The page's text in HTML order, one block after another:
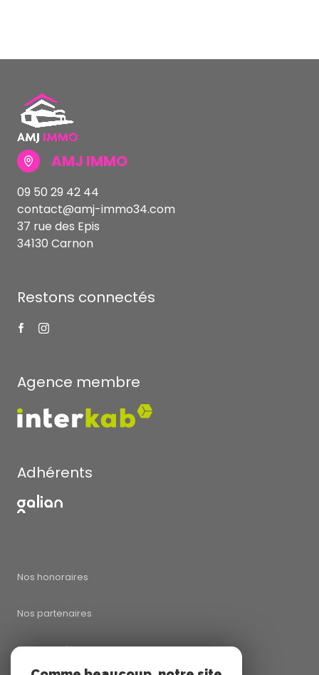
AMJ IMMO
09 50 29 42 44
contact@amj-immo34.com
37 rue des Epis
34130 Carnon
Restons connectés
Agence membre
Adhérents
Nos honoraires
Nos partenaires
Mentions légales